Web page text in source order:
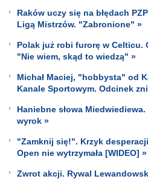
Raków uczy się na błędach
Ligą Mistrzów. "Zabronione" »
Polak już robi furorę w Celticu.
"Nie wiem, skąd to wiedzą" »
Michał Maciej, "hobbysta" od
Kanale Sportowym. Odcinek
Haniebne słowa Miedwiediewa.
wyrok »
"Zamknij się!". Krzyk
Open nie wytrzymała [WIDEO] »
Zwrot akcji. Rywal